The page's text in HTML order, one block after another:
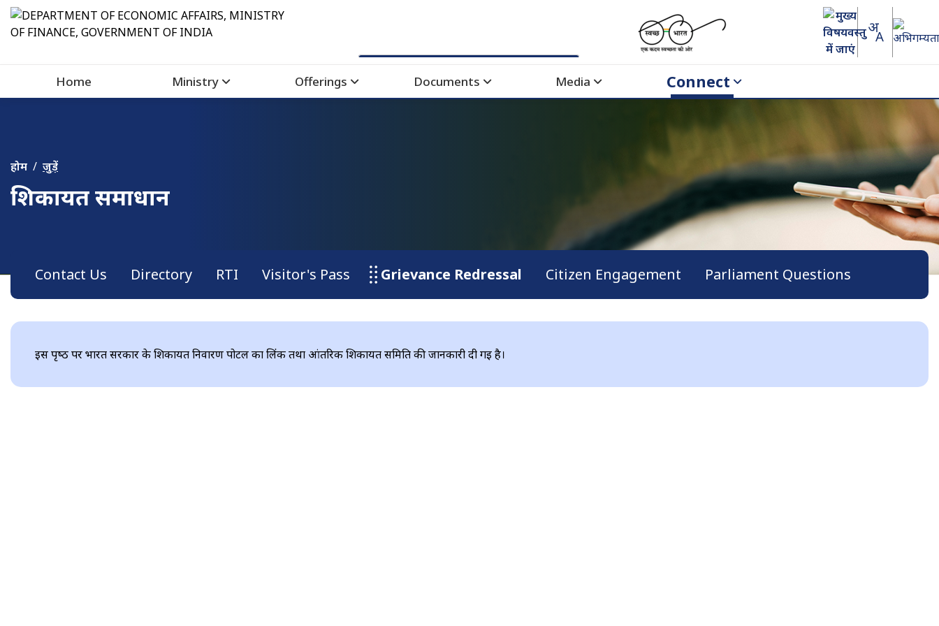
Home Ministry Offerings Documents Media Connect
होम जुड़ें
शिकायत समाधान
Contact Us Directory RTI Visitor's Pass Grievance Redressal Citizen Engagement Parliament Questions
इस पृष्‍ठ पर भारत सरकार के शिकायत निवारण पोर्टल का लिंक तथा आंतरिक शिकायत समिति की जानकारी दी गई है।